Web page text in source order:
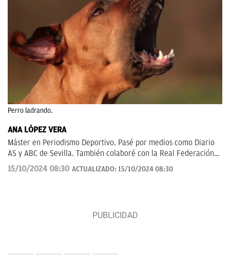
Perro ladrando.
ANA LÓPEZ VERA
Máster en Periodismo Deportivo. Pasé por medios como Diario
AS y ABC de Sevilla. También colaboré con la Real Federación
de Fútbol Andaluza.
15/10/2024 08:30 ACTUALIZADO: 15/10/2024 08:30